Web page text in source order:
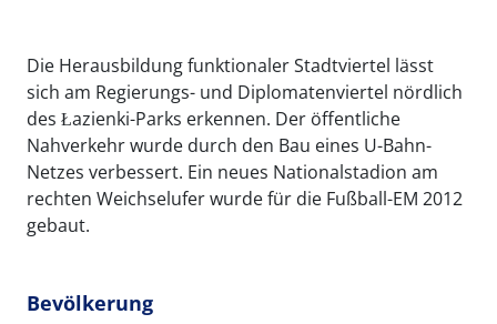
Die Herausbildung funktionaler Stadtviertel lässt
sich am Regierungs- und Diplomatenviertel nördlich
des Łazienki-Parks erkennen. Der öffentliche
Nahverkehr wurde durch den Bau eines U-Bahn-
Netzes verbessert. Ein neues Nationalstadion am
rechten Weichselufer wurde für die Fußball-EM 2012
gebaut.
Bevölkerung